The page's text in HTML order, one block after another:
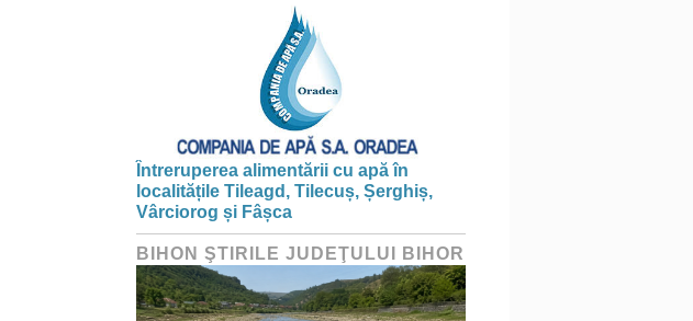
Întreruperea alimentării cu apă în
localitățile Tileagd, Tilecuș, Șerghiș,
Vârciorog și Fâșca
BIHON ŞTIRILE JUDEŢULUI BIHOR